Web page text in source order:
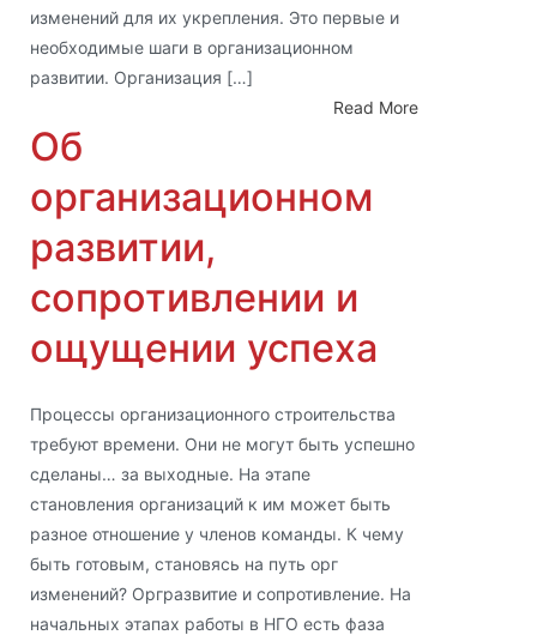
изменений для их укрепления. Это первые и
необходимые шаги в организационном
развитии. Организация […]
Read More
Об
организационном
развитии,
сопротивлении и
ощущении успеха
Процессы организационного строительства
требуют времени. Они не могут быть успешно
сделаны… за выходные. На этапе
становления организаций к им может быть
разное отношение у членов команды. К чему
быть готовым, становясь на путь орг
изменений? Оргразвитие и сопротивление. На
начальных этапах работы в НГО есть фаза